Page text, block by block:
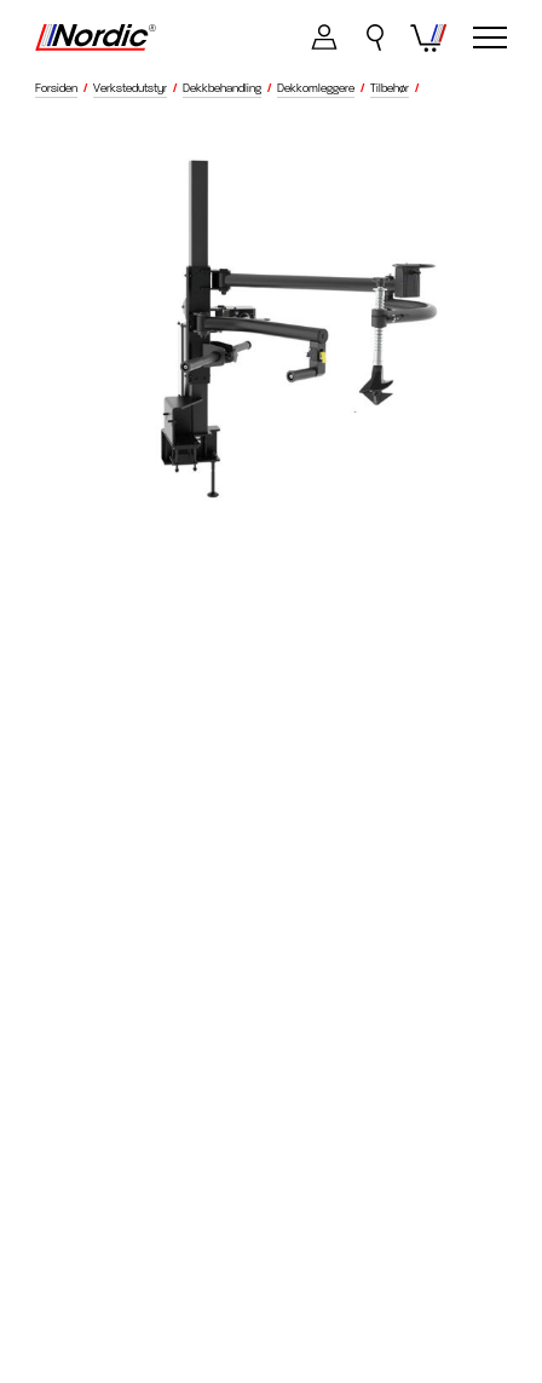
Forsiden / Verkstedutstyr / Dekkbehandling / Dekkomleggere / Tilbehør /